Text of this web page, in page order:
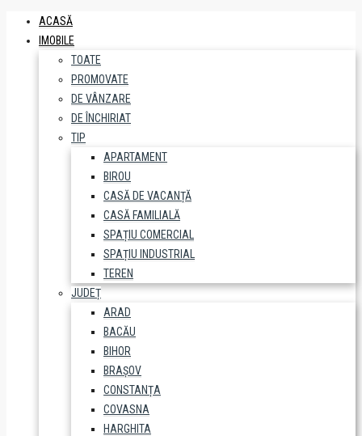
ACASĂ
IMOBILE
TOATE
PROMOVATE
DE VÂNZARE
DE ÎNCHIRIAT
TIP
APARTAMENT
BIROU
CASĂ DE VACANȚĂ
CASĂ FAMILIALĂ
SPAȚIU COMERCIAL
SPAȚIU INDUSTRIAL
TEREN
JUDEȚ
ARAD
BACĂU
BIHOR
BRAȘOV
CONSTANȚA
COVASNA
HARGHITA